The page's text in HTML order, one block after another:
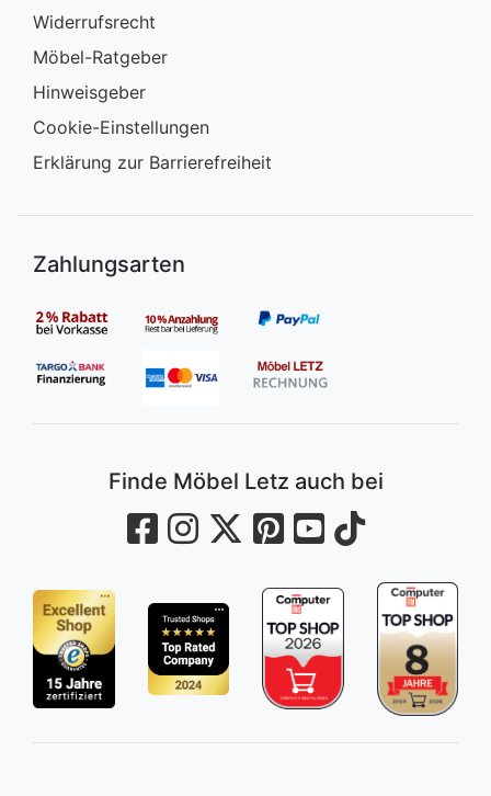
Widerrufsrecht
Möbel-Ratgeber
Hinweisgeber
Cookie-Einstellungen
Erklärung zur Barrierefreiheit
Zahlungsarten
Finde Möbel Letz auch bei